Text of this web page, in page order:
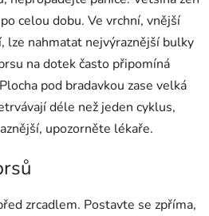
celou dobu. Ve vrchní, vnější
lze nahmatat nejvýraznější bulky
na dotek často připomíná
pod bradavkou zase velká
déle než jeden cyklus,
upozorněte lékaře.
zrcadlem. Postavte se zpříma,